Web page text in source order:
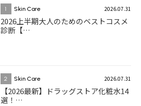
1 Skin Care 2026.07.31
2026上半期大人のためのベストコスメ
診断【…
2 Skin Care 2026.07.31
【2026最新】ドラッグストア化粧水14
選！…